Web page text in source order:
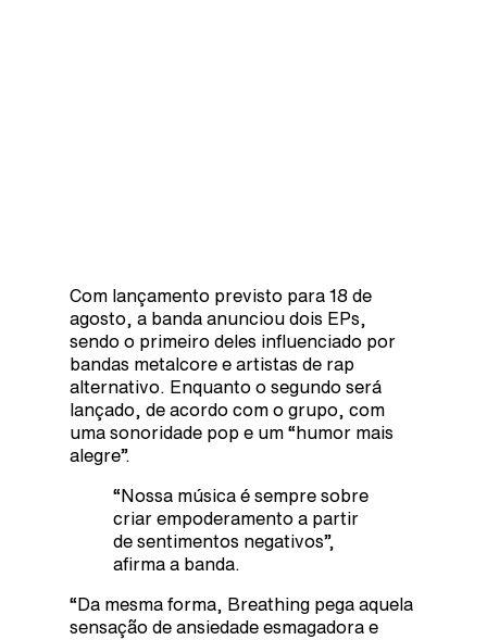
Com lançamento previsto para 18 de
agosto, a banda anunciou dois EPs,
sendo o primeiro deles influenciado por
bandas metalcore e artistas de rap
alternativo. Enquanto o segundo será
lançado, de acordo com o grupo, com
uma sonoridade pop e um “humor mais
alegre”.
“Nossa música é sempre sobre
criar empoderamento a partir
de sentimentos negativos”,
afirma a banda.
“Da mesma forma, Breathing pega aquela
sensação de ansiedade esmagadora e